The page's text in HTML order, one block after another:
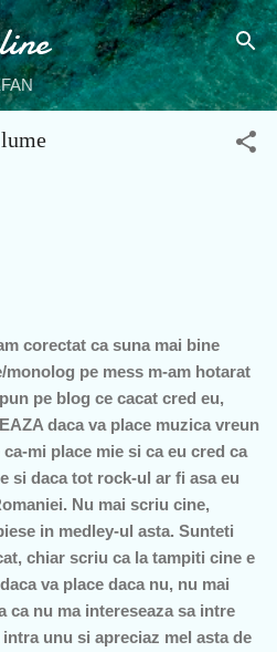
conținutul principal
corectat ca suna mai bine
pe mess m-am hotarat
pe blog ce cacat cred eu,
daca va place muzica vreun
mi place mie si ca eu cred ca
si daca tot rock-ul ar fi asa eu
Nu mai scriu cine,
in medley-ul asta. Sunteti
chiar scriu ca la tampiti cine e
va place daca nu, nu mai
ca nu ma intereseaza sa intre
unu si apreciaz mel asta de